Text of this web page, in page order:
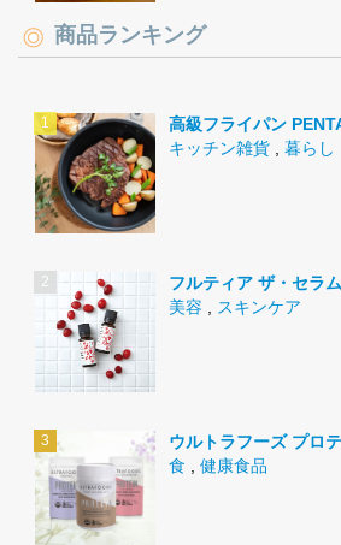
商品ランキング
高級フライパン
キッチン雑貨
暮らし
フルティア ザ・セラ
美容
スキンケア
ウルトラフーズ プロ
食
健康食品